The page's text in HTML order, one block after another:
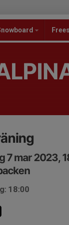
7 mar 2023,
18:00